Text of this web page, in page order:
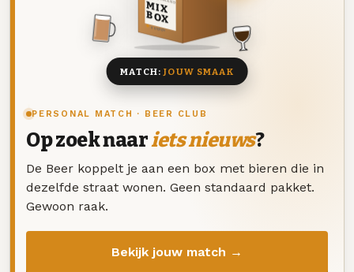
PERSONAL MATCH · BEER CLUB
Op zoek naariets nieuws?
De Beer koppelt je aan een box met bieren die in
dezelfde straat wonen. Geen standaard pakket.
Gewoon raak.
Bekijk jouw match →
MIX
BOX
8 BIEREN
MATCH:JOUW SMAAK